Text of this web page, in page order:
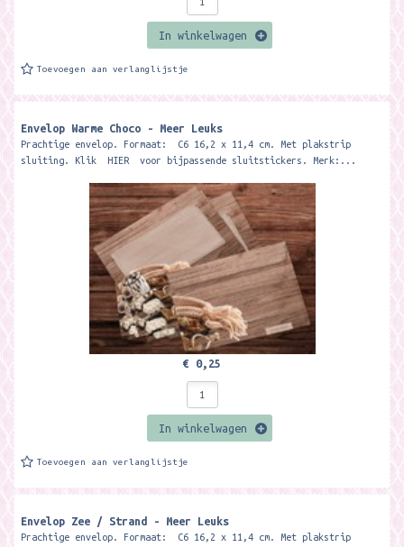
In winkelwagen
Toevoegen aan verlanglijstje
Envelop Warme Choco - Meer Leuks
Prachtige envelop. Formaat: C6 16,2 x 11,4 cm. Met plakstrip
sluiting. Klik HIER voor bijpassende sluitstickers. Merk:...
€ 0,25
In winkelwagen
Toevoegen aan verlanglijstje
Envelop Zee / Strand - Meer Leuks
Prachtige envelop. Formaat: C6 16,2 x 11,4 cm. Met plakstrip